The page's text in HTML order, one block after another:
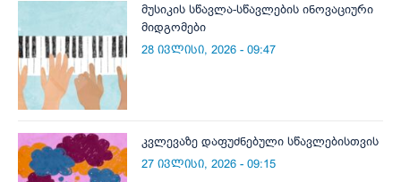
მუსიკის სწავლა-სწავლების ინოვაციური
მიდგომები
28 ივლისი, 2026 - 09:47
კვლევაზე დაფუძნებული სწავლებისთვის
27 ივლისი, 2026 - 09:15